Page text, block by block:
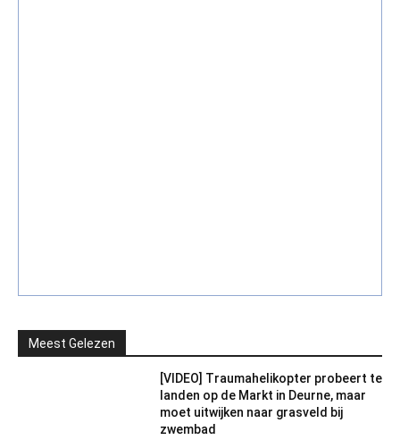
Meest Gelezen
[VIDEO] Traumahelikopter probeert te
landen op de Markt in Deurne, maar
moet uitwijken naar grasveld bij
zwembad